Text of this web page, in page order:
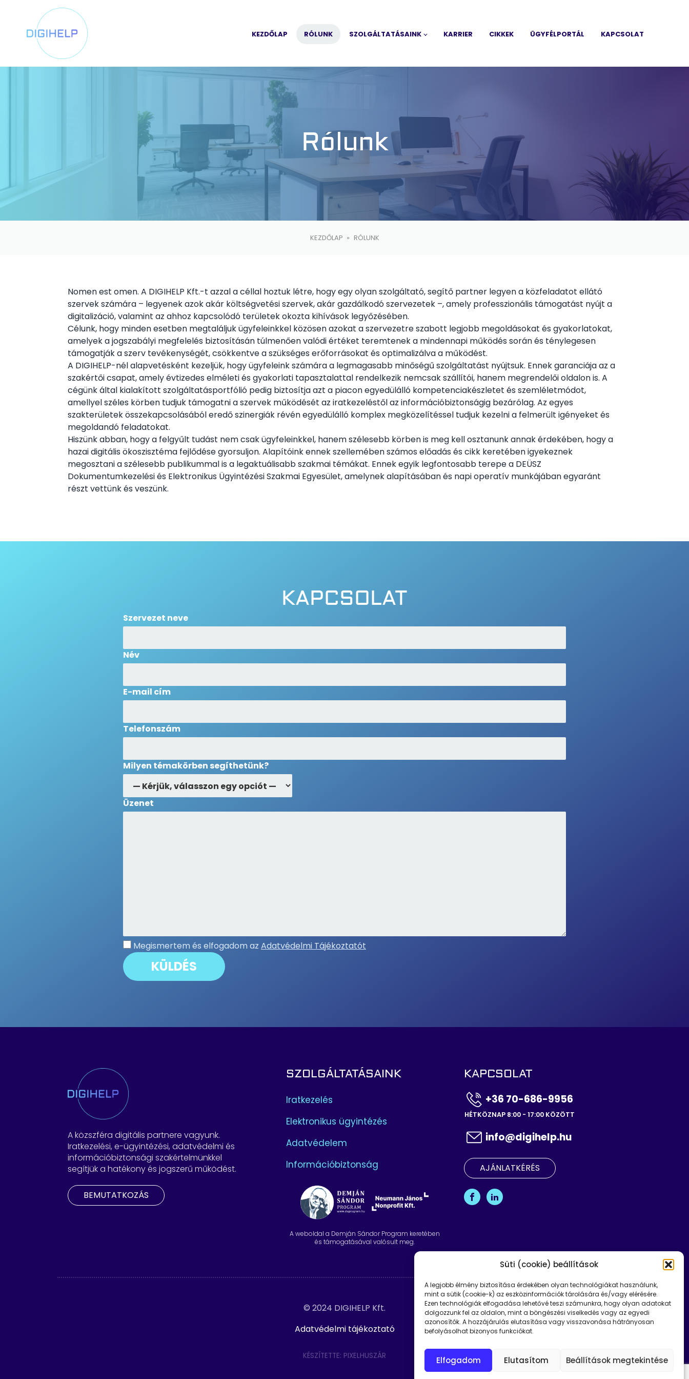
Süti (cookie) beállítások
A legjobb élmény biztosítása érdekében olyan technológiákat használunk,
mint a sütik (cookie-k) az eszközinformációk tárolására és/vagy elérésére.
Ezen technológiák elfogadása lehetővé teszi számunkra, hogy olyan adatokat
dolgozzunk fel az oldalon, mint a böngészési viselkedés vagy az egyedi
azonosítók. A hozzájárulás elutasítása vagy visszavonása hátrányosan
befolyásolhat bizonyos funkciókat.
Elfogadom Elutasítom Beállítások megtekintése
KEZDŐLAP RÓLUNK SZOLGÁLTATÁSAINK KARRIER CIKKEK ÜGYFÉLPORTÁL KAPCSOLAT
Rólunk
KEZDŐLAP » RÓLUNK
Nomen est omen. A DIGIHELP Kft.-t azzal a céllal hoztuk létre, hogy egy olyan szolgáltató, segítő partner legyen a közfeladatot ellátó
szervek számára – legyenek azok akár költségvetési szervek, akár gazdálkodó szervezetek –, amely professzionális támogatást nyújt a
digitalizáció, valamint az ahhoz kapcsolódó területek okozta kihívások legyőzésében.
Célunk, hogy minden esetben megtaláljuk ügyfeleinkkel közösen azokat a szervezetre szabott legjobb megoldásokat és gyakorlatokat,
amelyek a jogszabályi megfelelés biztosításán túlmenően valódi értéket teremtenek a mindennapi működés során és ténylegesen
támogatják a szerv tevékenységét, csökkentve a szükséges erőforrásokat és optimalizálva a működést.
A DIGIHELP-nél alapvetésként kezeljük, hogy ügyfeleink számára a legmagasabb minőségű szolgáltatást nyújtsuk. Ennek garanciája az a
szakértői csapat, amely évtizedes elméleti és gyakorlati tapasztalattal rendelkezik nemcsak szállítói, hanem megrendelői oldalon is. A
cégünk által kialakított szolgáltatásportfólió pedig biztosítja azt a piacon egyedülálló kompetenciakészletet és szemléletmódot,
amellyel széles körben tudjuk támogatni a szervek működését az iratkezeléstől az információbiztonságig bezárólag. Az egyes
szakterületek összekapcsolásából eredő szinergiák révén egyedülálló komplex megközelítéssel tudjuk kezelni a felmerült igényeket és
megoldandó feladatokat.
Hiszünk abban, hogy a felgyűlt tudást nem csak ügyfeleinkkel, hanem szélesebb körben is meg kell osztanunk annak érdekében, hogy a
hazai digitális ökoszisztéma fejlődése gyorsuljon. Alapítóink ennek szellemében számos előadás és cikk keretében igyekeznek
megosztani a szélesebb publikummal is a legaktuálisabb szakmai témákat. Ennek egyik legfontosabb terepe a DEÜSZ
Dokumentumkezelési és Elektronikus Ügyintézési Szakmai Egyesület, amelynek alapításában és napi operatív munkájában egyaránt
részt vettünk és veszünk.
KAPCSOLAT
Szervezet neve
Név
E-mail cím
Telefonszám
Milyen témakörben segíthetünk?
Üzenet
Megismertem és elfogadom az Adatvédelmi Tájékoztatót
A közszféra digitális partnere vagyunk.
Iratkezelési, e-ügyintézési, adatvédelmi és
információbiztonsági szakértelmünkkel
segítjük a hatékony és jogszerű működést.
BEMUTATKOZÁS
SZOLGÁLTATÁSAINK
Iratkezelés
Elektronikus ügyintézés
Adatvédelem
Információbiztonság
A weboldal a Demján Sándor Program keretében
és támogatásával valósult meg.
KAPCSOLAT
+36 70-686-9956
HÉTKÖZNAP 8:00 - 17:00 KÖZÖTT
info@digihelp.hu
AJÁNLATKÉRÉS
© 2024 DIGIHELP Kft.
Adatvédelmi tájékoztató
KÉSZÍTETTE: PIXELHUSZÁR